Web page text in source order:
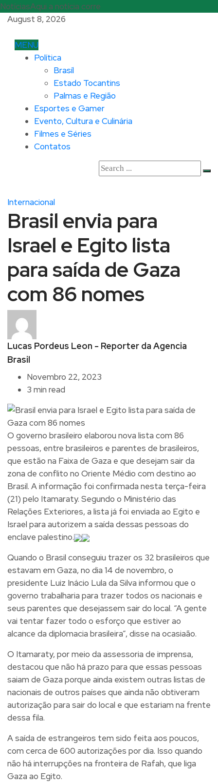
NotíciasAqui a notícia corre
August 8, 2026
MENU
Política
Brasíl
Estado Tocantins
Palmas e Região
Esportes e Gamer
Evento, Cultura e Culinária
Filmes e Séries
Contatos
Internacional
Brasil envia para
Israel e Egito lista
para saída de Gaza
com 86 nomes
Lucas Pordeus Leon - Reporter da Agencia
Brasil
Novembro 22, 2023
3 min read
O governo brasileiro elaborou nova lista com 86
pessoas, entre brasileiros e parentes de brasileiros,
que estão na Faixa de Gaza e que desejam sair da
zona de conflito no Oriente Médio com destino ao
Brasil. A informação foi confirmada nesta terça-feira
(21) pelo Itamaraty. Segundo o Ministério das
Relações Exteriores, a lista já foi enviada ao Egito e
Israel para autorizem a saída dessas pessoas do
enclave palestino.
Quando o Brasil conseguiu trazer os 32 brasileiros que
estavam em Gaza, no dia 14 de novembro, o
presidente Luiz Inácio Lula da Silva informou que o
governo trabalharia para trazer todos os nacionais e
seus parentes que desejassem sair do local. “A gente
vai tentar fazer todo o esforço que estiver ao
alcance da diplomacia brasileira”, disse na ocasiaão.
O Itamaraty, por meio da assessoria de imprensa,
destacou que não há prazo para que essas pessoas
saiam de Gaza porque ainda existem outras listas de
nacionais de outros países que ainda não obtiveram
autorização para sair do local e que estariam na frente
dessa fila.
A saída de estrangeiros tem sido feita aos poucos,
com cerca de 600 autorizações por dia. Isso quando
não há interrupções na fronteira de Rafah, que liga
Gaza ao Egito.